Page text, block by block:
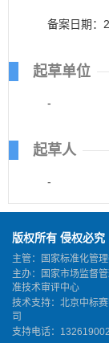
备案日期：
起草单位
-
起草人
-
版权所有 侵权必究
主管：国家标准化管
主办：国家市场监督
准技术审评中心
技术支持：北京中标
司
支持电话：